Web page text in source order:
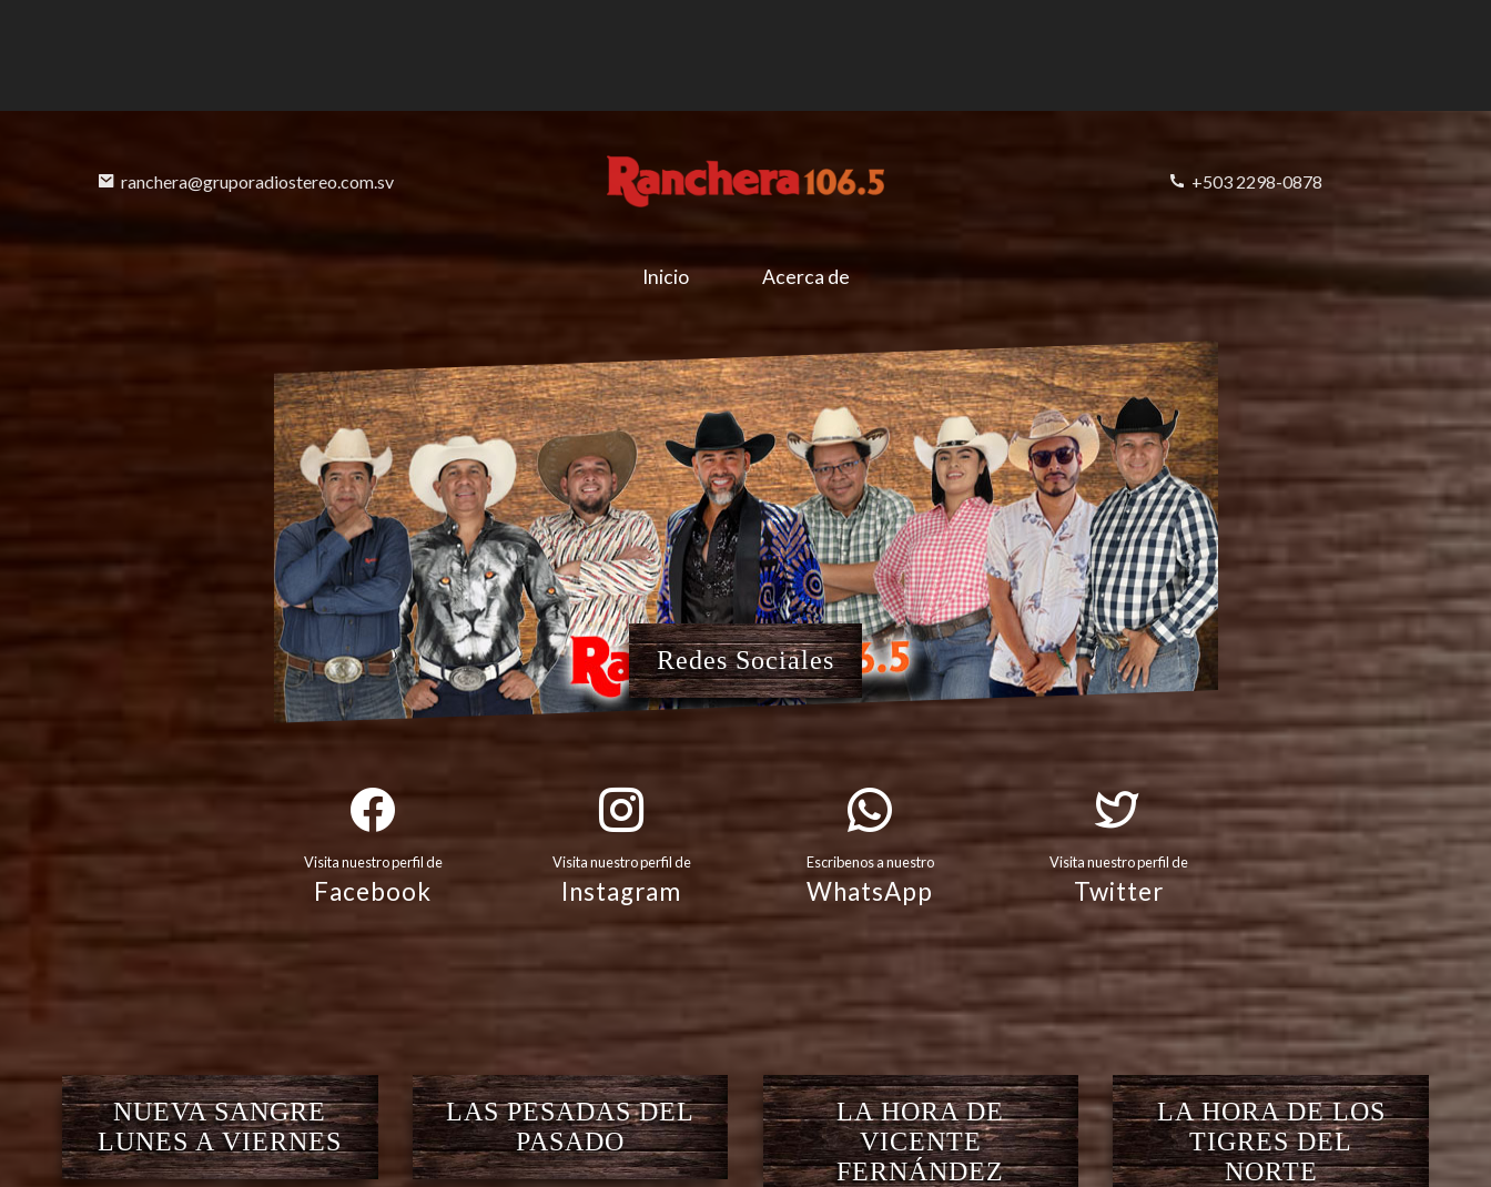
ranchera@gruporadiostereo.com.sv +503 2298-0878
Inicio Acerca de
Redes Sociales
Visita nuestro perfil de
Facebook
Visita nuestro perfil de
Instagram
Escribenos a nuestro
WhatsApp
Visita nuestro perfil de
Twitter
NUEVA SANGRE
LUNES A VIERNES
LAS PESADAS DEL
PASADO
LA HORA DE
VICENTE
FERNÁNDEZ
LA HORA DE LOS
TIGRES DEL
NORTE